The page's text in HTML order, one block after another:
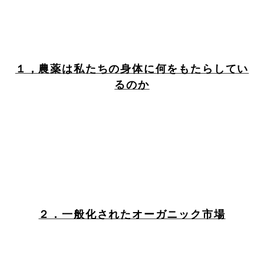
１，農薬は私たちの身体に何をもたらしてい
るのか
２．一般化されたオーガニック市場